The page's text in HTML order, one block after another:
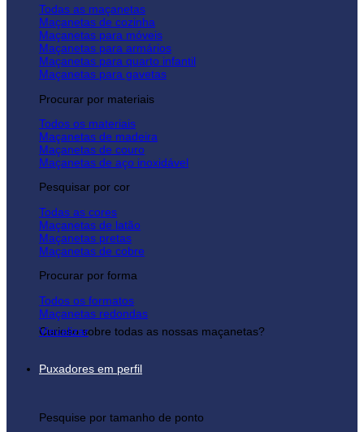
Todas as maçanetas
Maçanetas de cozinha
Maçanetas para móveis
Maçanetas para armários
Maçanetas para quarto infantil
Maçanetas para gavetas
Procurar por materiais
Todos os materiais
Maçanetas de madeira
Maçanetas de couro
Maçanetas de aço inoxidável
Pesquisar por cor
Todas as cores
Maçanetas de latão
Maçanetas pretas
Maçanetas de cobre
Procurar por forma
Todos os formatos
Maçanetas redondas
Curioso sobre todas as nossas maçanetas?
Visualizar
Puxadores em perfil
Pesquise por tamanho de ponto